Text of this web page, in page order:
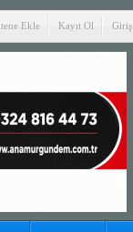
Ekle Kayıt Ol Giriş